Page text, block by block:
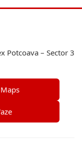
Potcoava – Sector 3